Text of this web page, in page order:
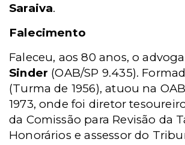
Saraiva.
Falecimento
Faleceu, aos 80 anos, o
Sinder (OAB/SP 9.435).
(Turma de 1956), atuou na
1973, onde foi diretor
da Comissão para Revisão da
Honorários e assessor do